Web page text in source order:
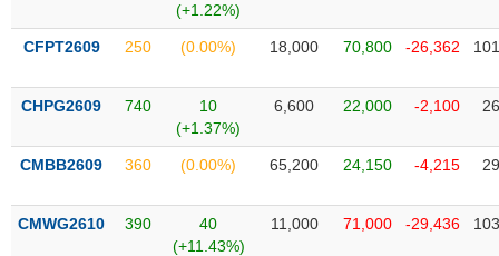
kiện
liệu
Tâm
lý
(+1.22%)
CFPT2609 250 (0.00%) 18,000 70,800 -26,362
CHPG2609 740
10
(+1.37%)
6,600 22,000 -2,100
CMBB2609 360 (0.00%) 65,200 24,150 -4,215
CMWG2610 390
40
(+11.43%)
11,000 71,000 -29,436
TIÊU
KHÔNG